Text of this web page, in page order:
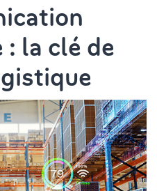
la clé de